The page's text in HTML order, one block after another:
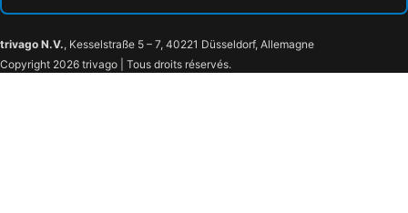
trivago N.V., Kesselstraße 5 – 7, 40221 Düsseldorf, Allemagne
Copyright 2026 trivago | Tous droits réservés.